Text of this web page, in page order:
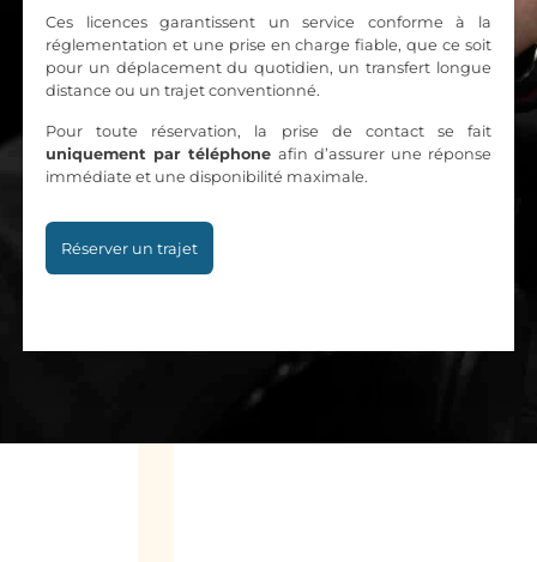
Ces licences garantissent un service conforme à la
réglementation et une prise en charge fiable, que ce soit
pour un déplacement du quotidien, un transfert longue
distance ou un trajet conventionné.
Pour toute réservation, la prise de contact se fait
uniquement par téléphone afin d’assurer une réponse
immédiate et une disponibilité maximale.
Réserver un trajet